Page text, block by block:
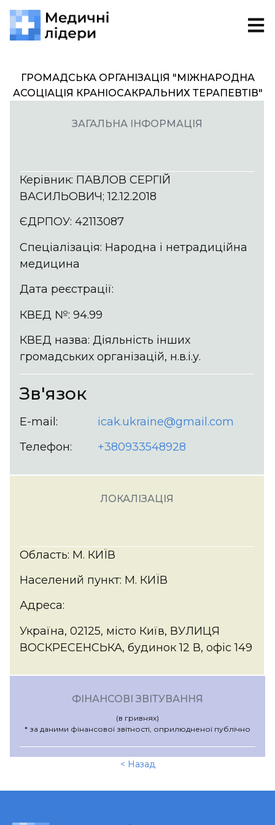
ГРОМАДСЬКА ОРГАНІЗАЦІЯ "МІЖНАРОДНА
АСОЦІАЦІЯ КРАНІОСАКРАЛЬНИХ ТЕРАПЕВТІВ"
ЗАГАЛЬНА ІНФОРМАЦІЯ
Керівник: ПАВЛОВ СЕРГІЙ
ВАСИЛЬОВИЧ; 12.12.2018
ЄДРПОУ: 42113087
Спеціалізація: Народна і нетрадиційна
медицина
Дата реєстрації:
КВЕД №: 94.99
КВЕД назва: Діяльність інших
громадських організацій, н.в.і.у.
Зв'язок
E-mail:
icak.ukraine@gmail.com
Телефон:
+380933548928
ЛОКАЛІЗАЦІЯ
Область: М. КИЇВ
Населений пункт: М. КИЇВ
Адреса:
Україна, 02125, місто Київ, ВУЛИЦЯ
ВОСКРЕСЕНСЬКА, будинок 12 В, офіс 149
ФІНАНСОВІ ЗВІТУВАННЯ
(в гривнях)
* за даними фінансової звітності, оприлюдненої публічно
< Назад